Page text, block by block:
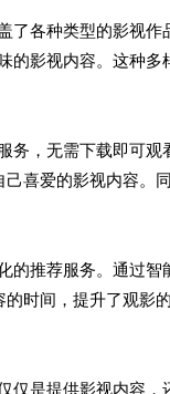
了各种类型的影视
的影视内容。这种
务，无需下载即可
喜爱的影视内容。
的推荐服务。通过
时间，提升了观影
仅是提供影视内容